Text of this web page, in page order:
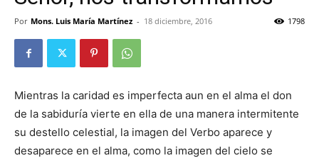
Por Mons. Luis María Martínez - 18 diciembre, 2016 1798
Mientras la caridad es imperfecta aun en el alma el don
de la sabiduría vierte en ella de una manera intermitente
su destello celestial, la imagen del Verbo aparece y
desaparece en el alma, como la imagen del cielo se